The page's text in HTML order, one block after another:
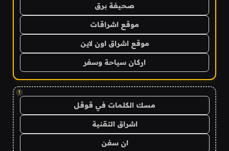
صحيفة برق
موقع اشراقات
موقع اشراق اون لاين
اركان سياحة وسفر
!
مسك الكلمات في قوقل
اشراق التقنية
ان سفن